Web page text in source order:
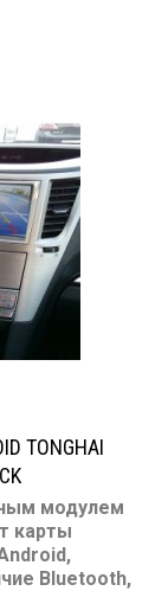
TONGHAI
модулем
карты
Bluetooth,